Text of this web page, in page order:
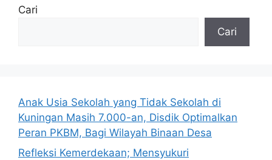
Cari
Cari
Anak Usia Sekolah yang Tidak Sekolah di
Kuningan Masih 7.000-an, Disdik Optimalkan
Peran PKBM, Bagi Wilayah Binaan Desa
Refleksi Kemerdekaan; Mensyukuri